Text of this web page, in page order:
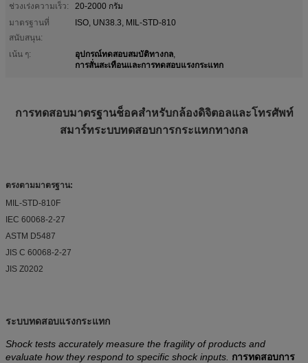
ช่วงเร่งความเร็ว:
20-2000 กรัม
มาตรฐานที่
สนับสนุน:
ISO, UN38.3, MIL-STD-810
เน้น ๆ: อุปกรณ์ทดสอบสมบัติทางกล,
การสั่นสะเทือนและการทดสอบแรงกระแทก
การทดสอบมาตรฐานช็อคสำหรับกล้องดิจิตอลและโทรศัพท์
สมาร์ทระบบทดสอบการกระแทกทางกล
ตรงตามมาตรฐาน:
MIL-STD-810F
IEC 60068-2-27
ASTM D5487
JIS C 60068-2-27
JIS Z0202
ระบบทดสอบแรงกระแทก
Shock tests accurately measure the fragility of products and
evaluate how they respond to specific shock inputs. การทดสอบการ